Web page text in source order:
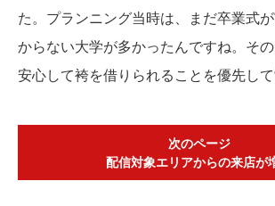
た。プランニング当時は、まだ卒業式
からない大学が多かったんですね。そ
安心して袴を借りられることを優先して
次のページ
配信対象エリアからの来店が